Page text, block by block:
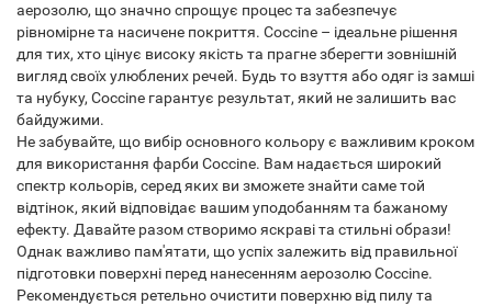
аерозолю, що значно спрощує процес та забезпечує
рівномірне та насичене покриття. Coccine – ідеальне рішення
для тих, хто цінує високу якість та прагне зберегти зовнішній
вигляд своїх улюблених речей. Будь то взуття або одяг із замші
та нубуку, Coccine гарантує результат, який не залишить вас
байдужими.
Не забувайте, що вибір основного кольору є важливим кроком
для використання фарби Coccine. Вам надається широкий
спектр кольорів, серед яких ви зможете знайти саме той
відтінок, який відповідає вашим уподобанням та бажаному
ефекту. Давайте разом створимо яскраві та стильні образи!
Однак важливо пам'ятати, що успіх залежить від правильної
підготовки поверхні перед нанесенням аерозолю Coccine.
Рекомендується ретельно очистити поверхню від пилу та